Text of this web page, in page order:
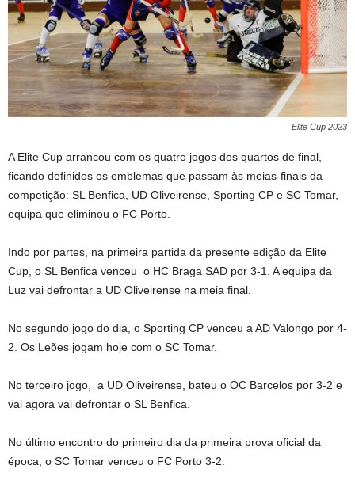
Elite Cup 2023
A Elite Cup arrancou com os quatro jogos dos quartos de final,
ficando definidos os emblemas que passam às meias-finais da
competição: SL Benfica, UD Oliveirense, Sporting CP e SC Tomar,
equipa que eliminou o FC Porto.
Indo por partes, na primeira partida da presente edição da Elite
Cup, o SL Benfica venceu o HC Braga SAD por 3-1. A equipa da
Luz vai defrontar a UD Oliveirense na meia final.
No segundo jogo do dia, o Sporting CP venceu a AD Valongo por 4-
2. Os Leões jogam hoje com o SC Tomar.
No terceiro jogo, a UD Oliveirense, bateu o OC Barcelos por 3-2 e
vai agora vai defrontar o SL Benfica.
No último encontro do primeiro dia da primeira prova oficial da
época, o SC Tomar venceu o FC Porto 3-2.